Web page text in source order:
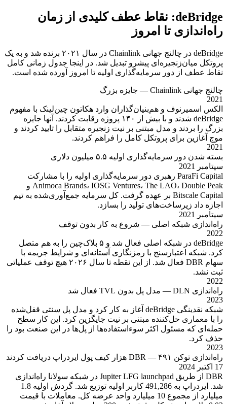
deBridge: نقاط عطف کلیدی از زمان
راه‌اندازی تا امروز
deBridge در چالنج جهانی Chainlink در سال ۲۰۲۱ برنده شد و به یک
پروتکل میان‌زنجیره‌ای پیشرو تبدیل شد. در اینجا جدول زمانی کامل
نقاط عطف از دور سرمایه‌گذاری اولیه تا امروز آورده شده است.
چالنج جهانی Chainlink — جایزه بزرگ
2021
الکس اسمیرنوف و هم‌بنیان‌گذاران وارد هکاتون چین‌لینک با مفهوم
deBridge شدند و با بیش از ۱۴۰ پروژه رقابت کردند. آنها جایزه
بزرگ را بردند و مدل مبتنی بر نیت زنجیره متقابل را تایید کردند و
موج آغازین برای پروتکل کامل را فراهم کردند.
2021
بسته شدن دور سرمایه‌گذاری اولیه ۵.۵ میلیون دلاری
سپتامبر 2021
ParaFi Capital رهبری دور سرمایه‌گذاری اولیه را با مشارکت
Animoca Brands، IOSG Ventures، The LAO، Double Peak و
Bitscale Capital بر عهده گرفت. کل سرمایه جمع‌آوری‌شده به تیم
اجازه داد زیرساخت‌های تولید را بسازد.
سپتامبر 2021
راه‌اندازی شبکه اصلی — شروع به کار بدون توقف
2022
deBridge در شبکه اصلی فعال شد و ۵ بلاک‌چین را به هم متصل
کرد. شبکه اعتبارسنج با رمزنگاری آستانه‌ای و شرایط جریمه با
سهام DBR فعال شد. از این نقطه تا سال ۲۰۲۶ هیچ توقف عملیاتی
ثبت نشد.
2022
راه‌اندازی DLN — مدل پل بدون TVL فعال شد
2023
شبکه نقدینگی deBridge آغاز به کار کرد و مدل پل سنتی قفل‌شده
را با معماری حل‌کننده مبتنی بر نیت جایگزین کرد. این کار سطح
حمله‌ای که مسئول اکثر سوءاستفاده‌ها از پل‌ها در این صنعت بود را
حذف کرد.
2023
راه‌اندازی توکن DBR — ۴۹۱ هزار کیف پول ایردراپ دریافت کردند
17 اکتبر 2024
DBR از طریق Jupiter LFG launchpad در شبکه سولانا راه‌اندازی
شد. ایردراپ به 491,286 کاربر اولیه توزیع شد. گردش اولیه 1.8
میلیارد از مجموع 10 میلیارد واحد عرضه کل. معاملات با قیمت